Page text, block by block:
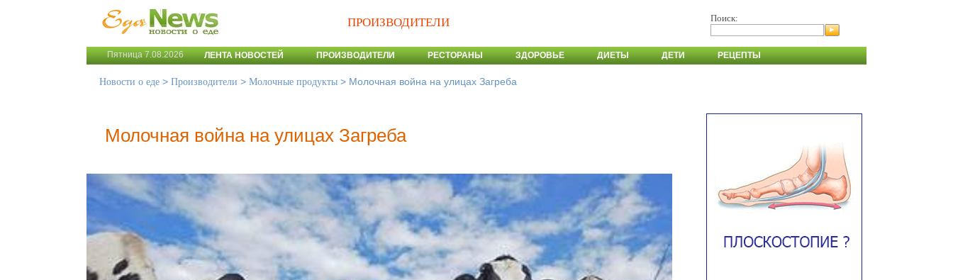
ПРОИЗВОДИТЕЛИ Поиск:
Пятница 7.08.2026 ЛЕНТА НОВОСТЕЙ ПРОИЗВОДИТЕЛИ РЕСТОРАНЫ ЗДОРОВЬЕ ДИЕТЫ ДЕТИ РЕЦЕПТЫ
Новости о еде > Производители > Молочные продукты > Молочная война на улицах Загреба
Молочная война на улицах Загреба